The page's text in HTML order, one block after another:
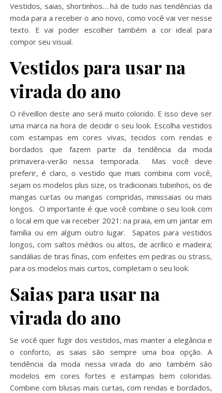
Vestidos, saias, shortinhos… há de tudo nas tendências da
moda para a receber o ano novo, como você vai ver nesse
texto. E vai poder escolher também a cor ideal para
compor seu visual.
Vestidos para usar na
virada do ano
O réveillon deste ano será muito colorido. E isso deve ser
uma marca na hora de decidir o seu look. Escolha vestidos
com estampas em cores vivas, tecidos com rendas e
bordados que fazem parte da tendência da moda
primavera-verão nessa temporada. Mas você deve
preferir, é claro, o vestido que mais combina com você,
sejam os modelos plus size, os tradicionais tubinhos, os de
mangas curtas ou mangas compridas, minissaias ou mais
longos. O importante é que você combine o seu look com
o local em que vai receber 2021: na praia, em um jantar em
família ou em algum outro lugar. Sapatos para vestidos
longos, com saltos médios ou altos, de acrílico e madeira;
sandálias de tiras finas, com enfeites em pedras ou strass,
para os modelos mais curtos, completam o seu look.
Saias para usar na
virada do ano
Se você quer fugir dos vestidos, mas manter a elegância e
o conforto, as saias são sempre uma boa opção. A
tendência da moda nessa virada do ano também são
modelos em cores fortes e estampas bem coloridas.
Combine com blusas mais curtas, com rendas e bordados,